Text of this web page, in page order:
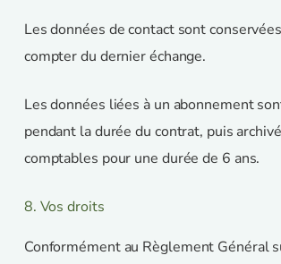
Les données de contact sont
compter du dernier échange.
Les données liées à un abonnement
pendant la durée du contrat, puis
comptables pour une durée de 6 ans.
8. Vos droits
Conformément au Règlement Général